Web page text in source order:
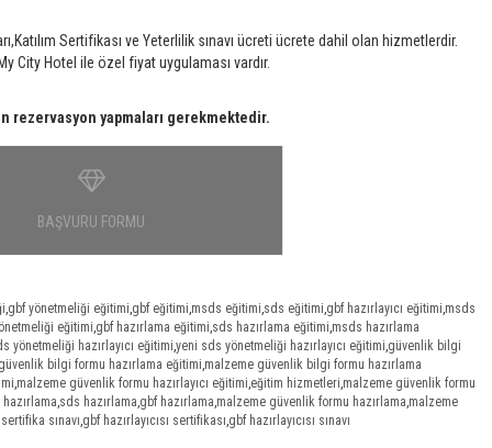
Sertifikası ve Yeterlilik sınavı ücreti ücrete dahil olan hizmetlerdir.
City Hotel ile özel fiyat uygulaması vardır.
rezervasyon yapmaları gerekmektedir.
BAŞVURU FORMU
,gbf yönetmeliği eğitimi,gbf eğitimi,msds eğitimi,sds eğitimi,gbf hazırlayıcı eğitimi,msds
eğitimi,gbf hazırlama eğitimi,sds hazırlama eğitimi,msds hazırlama
yönetmeliği hazırlayıcı eğitimi,yeni sds yönetmeliği hazırlayıcı eğitimi,güvenlik bilgi
bilgi formu hazırlama eğitimi,malzeme güvenlik bilgi formu hazırlama
,malzeme güvenlik formu hazırlayıcı eğitimi,eğitim hizmetleri,malzeme güvenlik formu
,sds hazırlama,gbf hazırlama,malzeme güvenlik formu hazırlama,malzeme
sınavı,gbf hazırlayıcısı sertifikası,gbf hazırlayıcısı sınavı